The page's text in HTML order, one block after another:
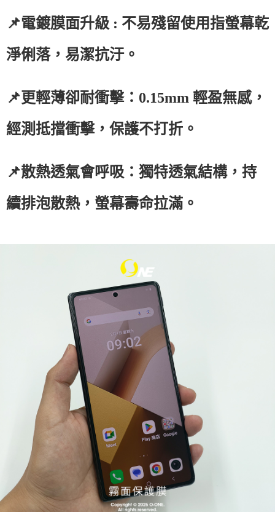
📌電鍍膜面升級 : 不易殘留使用指螢幕乾
淨俐落，易潔抗汙。
📌更輕薄卻耐衝擊：0.15mm 輕盈無感，
經測抵擋衝擊，保護不打折。
📌散熱透氣會呼吸：獨特透氣結構，持
續排泡散熱，螢幕壽命拉滿。